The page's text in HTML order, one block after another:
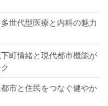
世代型医療と内科の魅力
町情緒と現代都市機能が
市と住民をつなぐ健やか